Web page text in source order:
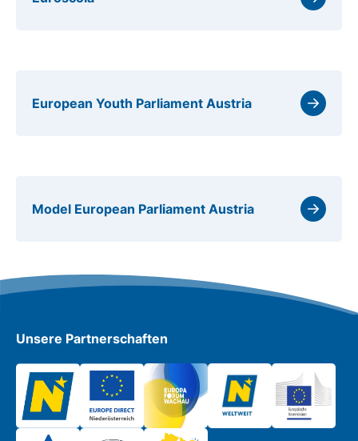
European Youth Parliament Austria
Model European Parliament Austria
Unsere Partnerschaften